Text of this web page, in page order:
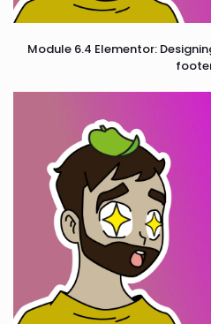
Module 6.4 Elementor: